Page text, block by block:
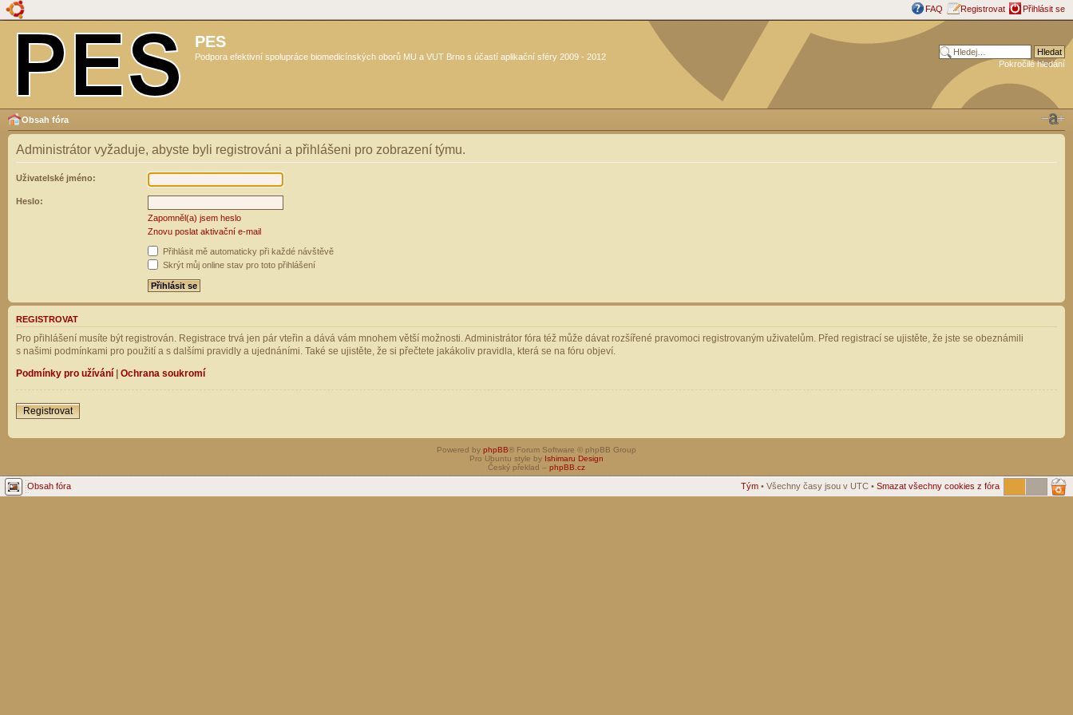
FAQ Registrovat Přihlásit se
PES
Podpora efektivní spolupráce biomedicínských oborů MU a VUT Brno s účastí aplikační sféry 2009 - 2012
Pokročilé hledání
Obsah fóra
Administrátor vyžaduje, abyste byli registrováni a přihlášeni pro zobrazení týmu.
Uživatelské jméno:
Heslo:
Zapomněl(a) jsem heslo
Znovu poslat aktivační e-mail
Přihlásit mě automaticky při každé návštěvě
Skrýt můj online stav pro toto přihlášení
REGISTROVAT
Pro přihlášení musíte být registrován. Registrace trvá jen pár vteřin a dává vám mnohem větší možnosti. Administrátor fóra též může dávat rozšířené pravomoci registrovaným uživatelům. Před registrací se ujistěte, že jste se obeznámili
s našimi podmínkami pro použití a s dalšími pravidly a ujednáními. Také se ujistěte, že si přečtete jakákoliv pravidla, která se na fóru objeví.
Podmínky pro užívání | Ochrana soukromí
Registrovat
Powered by phpBB® Forum Software © phpBB Group
Pro Ubuntu style by Ishimaru Design
Český překlad – phpBB.cz
Obsah fóra Tým • Všechny časy jsou v UTC • Smazat všechny cookies z fóra